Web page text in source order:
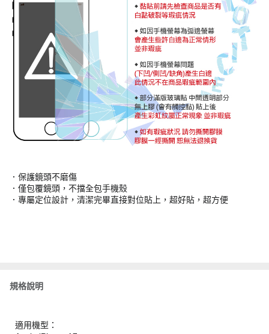
．保護鏡頭不磨傷
．僅包覆鏡頭，不擋全包手機殼
．專屬定位設計，清潔完畢直接對位貼上，超好貼，超方便
規格說明
適用機型：